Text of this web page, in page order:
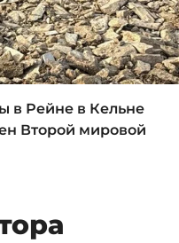
в Рейне в Кельне
Второй мировой